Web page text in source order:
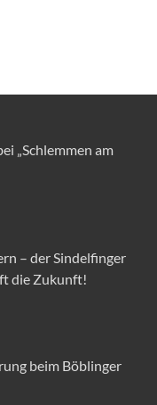
„Schlemmen am
– der Sindelfinger
die Zukunft!
beim Böblinger